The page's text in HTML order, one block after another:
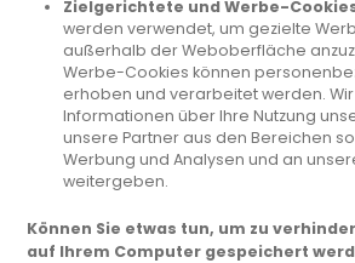
Zielgerichtete und Werbe-
werden verwendet, um gezielte
außerhalb der Weboberfläche
Werbe-Cookies können
erhoben und verarbeitet werden.
Informationen über Ihre Nutzung
unsere Partner aus den Bereichen
Werbung und Analysen und an
weitergeben.
Können Sie etwas tun, um zu
auf Ihrem Computer gespeichert